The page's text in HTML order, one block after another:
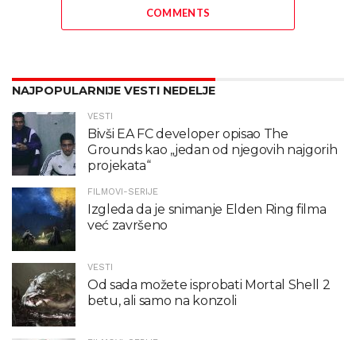
COMMENTS
NAJPOPULARNIJE VESTI NEDELJE
VESTI
Bivši EA FC developer opisao The
Grounds kao „jedan od njegovih najgorih
projekata“
FILMOVI-SERIJE
Izgleda da je snimanje Elden Ring filma
već završeno
VESTI
Od sada možete isprobati Mortal Shell 2
betu, ali samo na konzoli